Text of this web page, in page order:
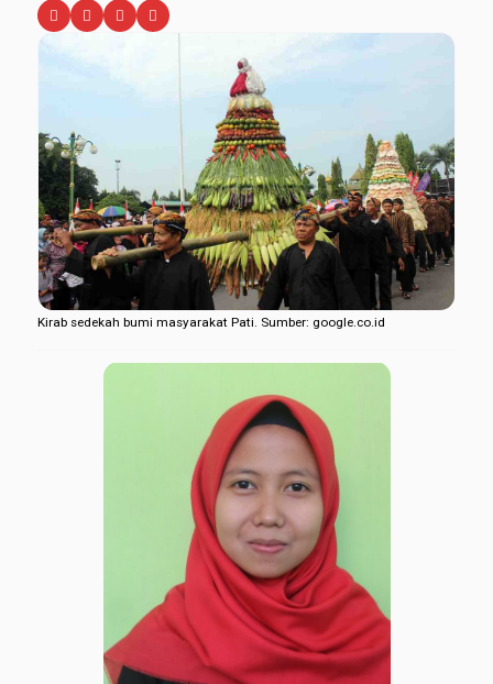
Kirab sedekah bumi masyarakat Pati. Sumber: google.co.id